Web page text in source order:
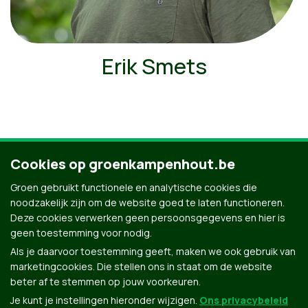
Erik Smets
Ontdek al onze mensen
Cookies op groenkampenhout.be
Groen gebruikt functionele en analytische cookies die
noodzakelijk zijn om de website goed te laten functioneren.
Deze cookies verwerken geen persoonsgegevens en hier is
geen toestemming voor nodig.
Als je daarvoor toestemming geeft, maken we ook gebruik van
marketingcookies. Die stellen ons in staat om de website
beter af te stemmen op jouw voorkeuren.
Je kunt je instellingen hieronder wijzigen. Ons privacybeleid